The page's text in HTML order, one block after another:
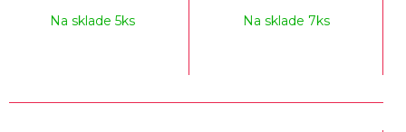
Na sklade 5ks Na sklade 7ks